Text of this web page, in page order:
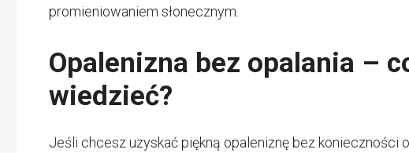
promieniowaniem słonecznym.
Opalenizna bez opalania –
wiedzieć?
Jeśli chcesz uzyskać piękną opaleniznę bez konieczności